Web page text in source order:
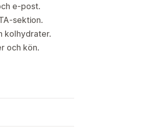
e-post.
sektion.
kolhydrater.
och kön.